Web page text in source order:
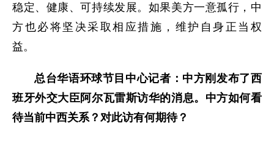
稳定、健康、可持续发展。如果美方一意孤行，中
方也必将坚决采取相应措施，维护自身正当权
益。
总台华语环球节目中心记者：中方刚发布了西
班牙外交大臣阿尔瓦雷斯访华的消息。中方如何看
待当前中西关系？对此访有何期待？